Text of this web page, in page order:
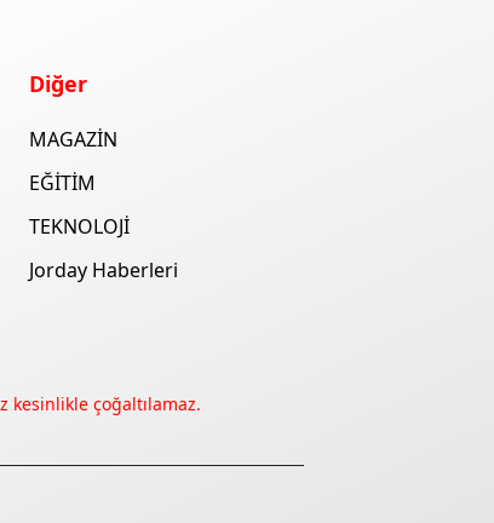
Diğer
MAGAZİN
EĞİTİM
TEKNOLOJİ
Jorday Haberleri
kesinlikle çoğaltılamaz.